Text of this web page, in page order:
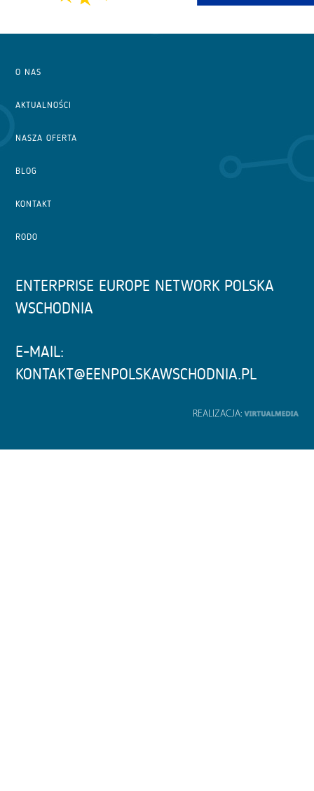
O NAS
AKTUALNOŚCI
NASZA OFERTA
BLOG
KONTAKT
RODO
ENTERPRISE EUROPE NETWORK POLSKA
WSCHODNIA
E-MAIL:
KONTAKT@EENPOLSKAWSCHODNIA.PL
REALIZACJA: